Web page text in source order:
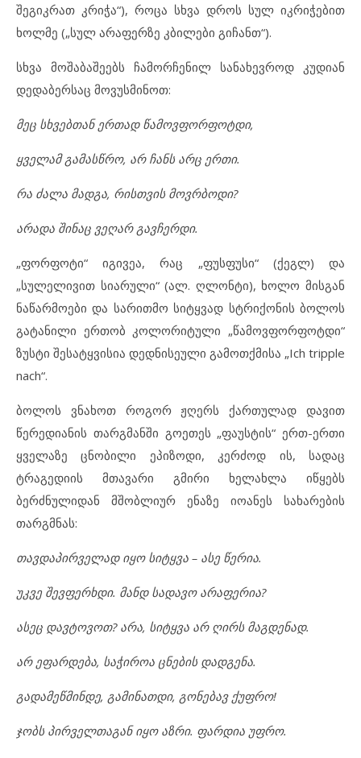
შეგიკრათ კრიჭა“), როცა სხვა დროს სულ იკრიჭებით
ხოლმე („სულ არაფერზე კბილები გიჩანთ“).
სხვა მოშაბაშეებს ჩამორჩენილ სანახევროდ კუდიან
დედაბერსაც მოვუსმინოთ:
მეც სხვებთან ერთად წამოვფორფოტდი,
ყველამ გამასწრო, არ ჩანს არც ერთი.
რა ძალა მადგა, რისთვის მოვრბოდი?
არადა შინაც ვეღარ გავჩერდი.
„ფორფოტი“ იგივეა, რაც „ფუსფუსი“ (ქეგლ) და
„სულელივით სიარული“ (ალ. ღლონტი), ხოლო მისგან
ნაწარმოები და სარითმო სიტყვად სტრიქონის ბოლოს
გატანილი ერთობ კოლორიტული „წამოვფორფოტდი“
ზუსტი შესატყვისია დედნისეული გამოთქმისა „Ich tripple
nach“.
ბოლოს ვნახოთ როგორ ჟღერს ქართულად დავით
წერედიანის თარგმანში გოეთეს „ფაუსტის“ ერთ-ერთი
ყველაზე ცნობილი ეპიზოდი, კერძოდ ის, სადაც
ტრაგედიის მთავარი გმირი ხელახლა იწყებს
ბერძნულიდან მშობლიურ ენაზე იოანეს სახარების
თარგმნას:
თავდაპირველად იყო სიტყვა – ასე წერია.
უკვე შევფერხდი. მანდ სადავო არაფერია?
ასეც დავტოვოთ? არა, სიტყვა არ ღირს მაგდენად.
არ ეფარდება, საჭიროა ცნების დადგენა.
გადამეწმინდე, გამინათდი, გონებავ ქუფრო!
ჯობს პირველთაგან იყო აზრი. ფარდია უფრო.